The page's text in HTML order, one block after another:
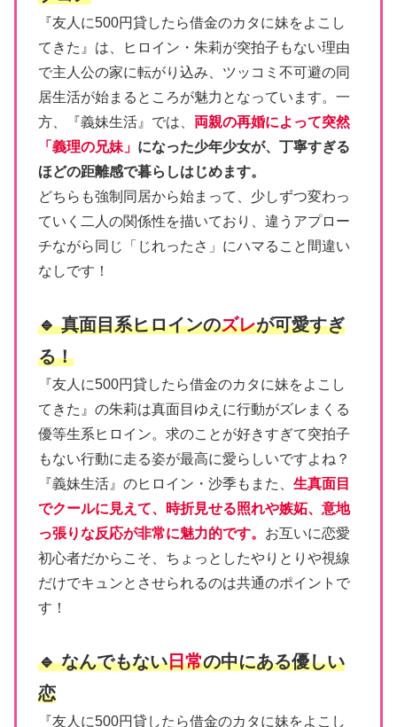
『友人に500円貸したら借金のカタに妹をよこし
てきた』は、ヒロイン・朱莉が突拍子もない理由
で主人公の家に転がり込み、ツッコミ不可避の同
居生活が始まるところが魅力となっています。一
方、『義妹生活』では、 両親の再婚によって突然
「義理の兄妹」 になった少年少女が、丁寧すぎる
ほどの距離感で暮らしはじめます。
どちらも強制同居から始まって、少しずつ変わっ
ていく二人の関係性を描いており、違うアプロー
チながら同じ「じれったさ」にハマること間違い
なしです！
🔹 真面目系ヒロインのズレが可愛すぎ
る！
『友人に500円貸したら借金のカタに妹をよこし
てきた』の朱莉は真面目ゆえに行動がズレまくる
優等生系ヒロイン。求のことが好きすぎて突拍子
もない行動に走る姿が最高に愛らしいですよね？
『義妹生活』のヒロイン・沙季もまた、 生真面目
でクールに見えて、時折見せる照れや嫉妬、意地
っ張りな反応が非常に魅力的です。 お互いに恋愛
初心者だからこそ、ちょっとしたやりとりや視線
だけでキュンとさせられるのは共通のポイントで
す！
🔹 なんでもない日常の中にある優しい
恋
『友人に500円貸したら借金のカタに妹をよこし